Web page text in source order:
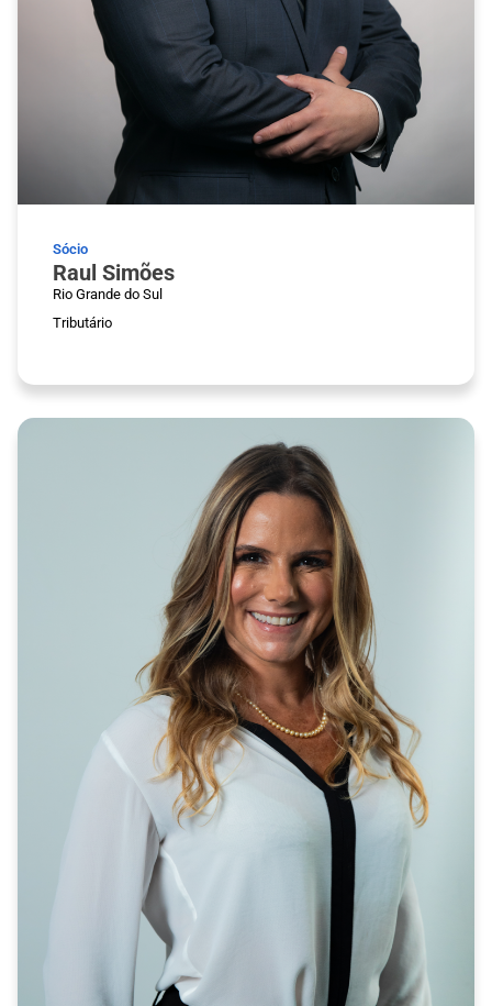
Sócio
Raul Simões
Rio Grande do Sul
Tributário